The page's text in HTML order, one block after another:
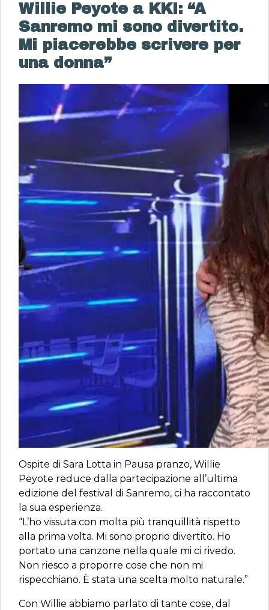
Willie Peyote a KKI: “A
Sanremo mi sono divertito.
Mi piacerebbe scrivere per
una donna”
Ospite di Sara Lotta in Pausa pranzo, Willie
Peyote reduce dalla partecipazione all’ultima
edizione del festival di Sanremo, ci ha raccontato
la sua esperienza.
“L’ho vissuta con molta più tranquillità rispetto
alla prima volta. Mi sono proprio divertito. Ho
portato una canzone nella quale mi ci rivedo.
Non riesco a proporre cose che non mi
rispecchiano. È stata una scelta molto naturale.”
Con Willie abbiamo parlato di tante cose, dal